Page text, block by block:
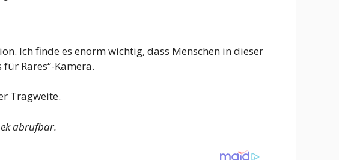
Ich finde es enorm wichtig, dass Menschen in dieser
Rares“-Kamera.
Tragweite.
abrufbar.